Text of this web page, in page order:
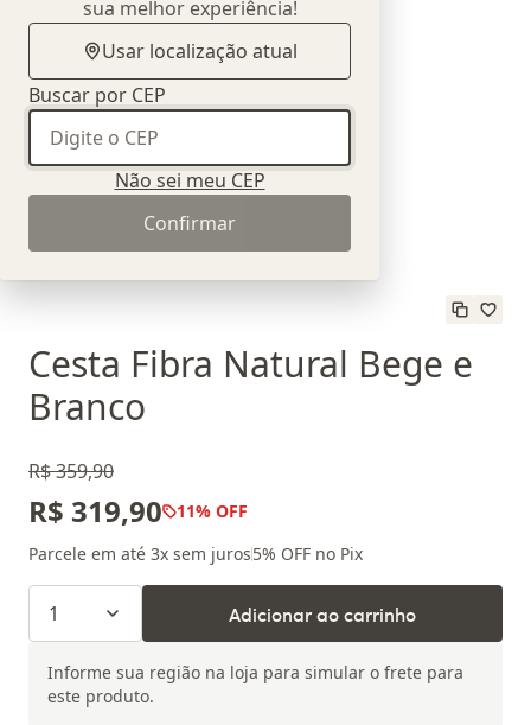
sua melhor experiência!
Usar localização atual
Buscar por CEP
Não sei meu CEP
Confirmar
Cesta Fibra Natural Bege e
Branco
R$ 359,90
R$ 319,90 11% OFF
Parcele em até 3x sem juros5% OFF no Pix
1 Adicionar ao carrinho
Informe sua região na loja para simular o frete para
este produto.